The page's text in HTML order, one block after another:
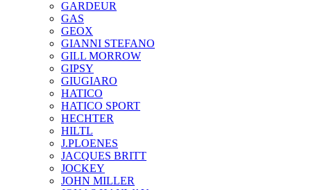
GARDEUR
GAS
GEOX
GIANNI STEFANO
GILL MORROW
GIPSY
GIUGIARO
HATICO
HATICO SPORT
HECHTER
HILTL
J.PLOENES
JAСQUES BRITT
JOCKEY
JOHN MILLER